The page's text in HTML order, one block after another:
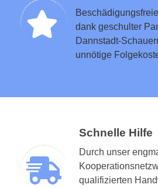
dank geschulter
Dannstadt-
unnötige
Schnelle Hilfe
Durch unser
qualifizierten